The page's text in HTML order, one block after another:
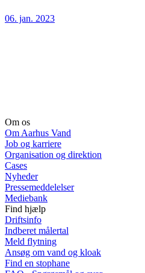
06. jan. 2023
Om os
Om Aarhus Vand
Job og karriere
Organisation og direktion
Cases
Nyheder
Pressemeddelelser
Mediebank
Find hjælp
Driftsinfo
Indberet målertal
Meld flytning
Ansøg om vand og kloak
Find en stophane